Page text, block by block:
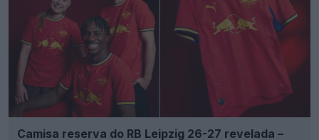
Camisa reserva do RB Leipzig 26-27 revelada –